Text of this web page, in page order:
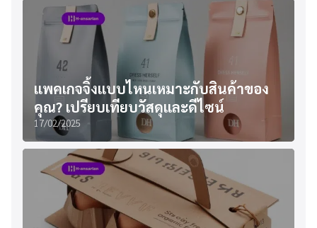
แพคเกจจิ้งแบบไหนเหมาะกับสินค้าของ
คุณ? เปรียบเทียบวัสดุและดีไซน์
17/02/2025